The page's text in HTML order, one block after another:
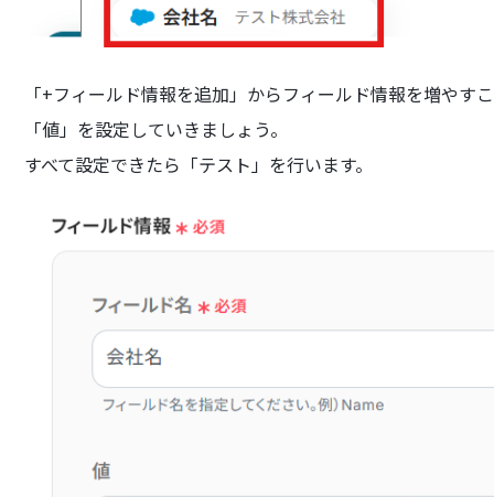
「+フィールド情報を追加」からフィールド情報を増や
「値」を設定していきましょう。
すべて設定できたら「テスト」を行います。